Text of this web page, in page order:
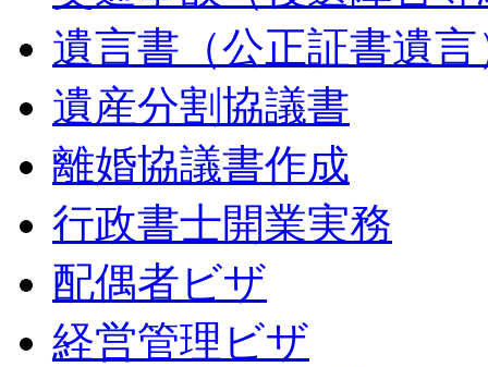
遺言書（公正証書遺言
遺産分割協議書
離婚協議書作成
行政書士開業実務
配偶者ビザ
経営管理ビザ